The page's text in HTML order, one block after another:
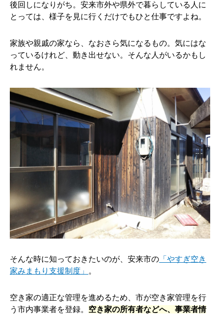
後回しになりがち。安来市外や県外で暮らしている人に
とっては、様子を見に行くだけでもひと仕事ですよね。
家族や親戚の家なら、なおさら気になるもの。気にはな
っているけれど、動き出せない。そんな人がいるかもし
れません。
そんな時に知っておきたいのが、安来市の 「やすぎ空き
家みまもり支援制度」
。
空き家の適正な管理を進めるため、市が空き家管理を行
う市内事業者を登録。 空き家の所有者などへ、事業者情